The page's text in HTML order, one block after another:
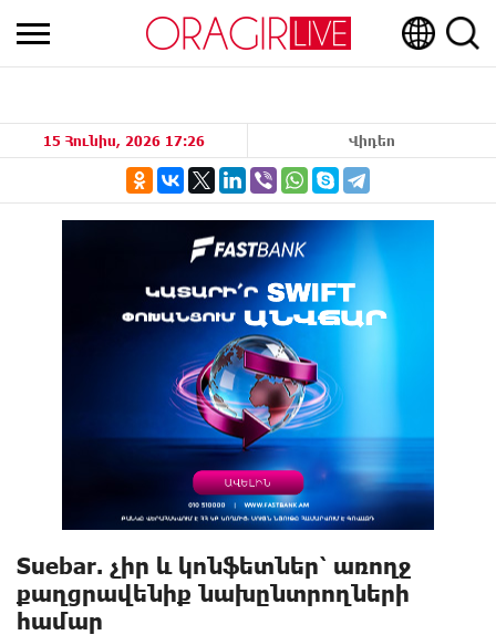
15 Հունիս, 2026 17:26 Վիդեո
Suebar. չիր և կոնֆետներ՝ առողջ
քաղցրավենիք նախընտրողների
համար